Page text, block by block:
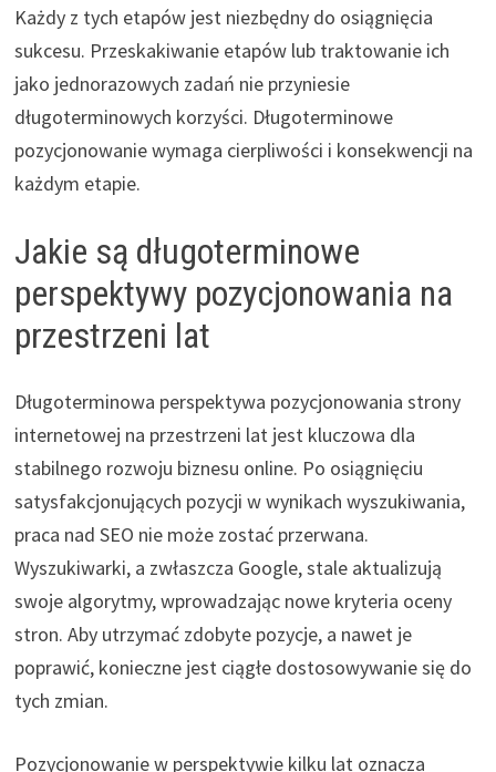
Każdy z tych etapów jest niezbędny do osiągnięcia
sukcesu. Przeskakiwanie etapów lub traktowanie ich
jako jednorazowych zadań nie przyniesie
długoterminowych korzyści. Długoterminowe
pozycjonowanie wymaga cierpliwości i konsekwencji na
każdym etapie.
Jakie są długoterminowe
perspektywy pozycjonowania na
przestrzeni lat
Długoterminowa perspektywa pozycjonowania strony
internetowej na przestrzeni lat jest kluczowa dla
stabilnego rozwoju biznesu online. Po osiągnięciu
satysfakcjonujących pozycji w wynikach wyszukiwania,
praca nad SEO nie może zostać przerwana.
Wyszukiwarki, a zwłaszcza Google, stale aktualizują
swoje algorytmy, wprowadzając nowe kryteria oceny
stron. Aby utrzymać zdobyte pozycje, a nawet je
poprawić, konieczne jest ciągłe dostosowywanie się do
tych zmian.
Pozycjonowanie w perspektywie kilku lat oznacza